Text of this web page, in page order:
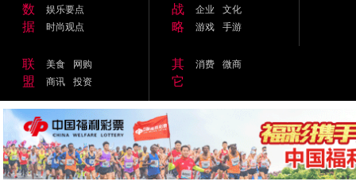
数
据
娱乐要点
时尚观点
战
略
企业
文化
游戏
手游
联
盟
美食
网购
商讯
投资
其
它
消费 微商